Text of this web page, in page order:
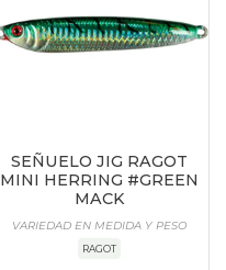
SEÑUELO JIG RAGOT
MINI HERRING #GREEN
MACK
VARIEDAD EN MEDIDA Y PESO
RAGOT